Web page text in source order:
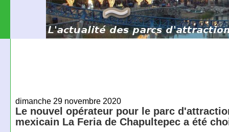
dimanche 29 novembre 2020
Le nouvel opérateur pour le parc
mexicain La Feria de Chapultepec a été